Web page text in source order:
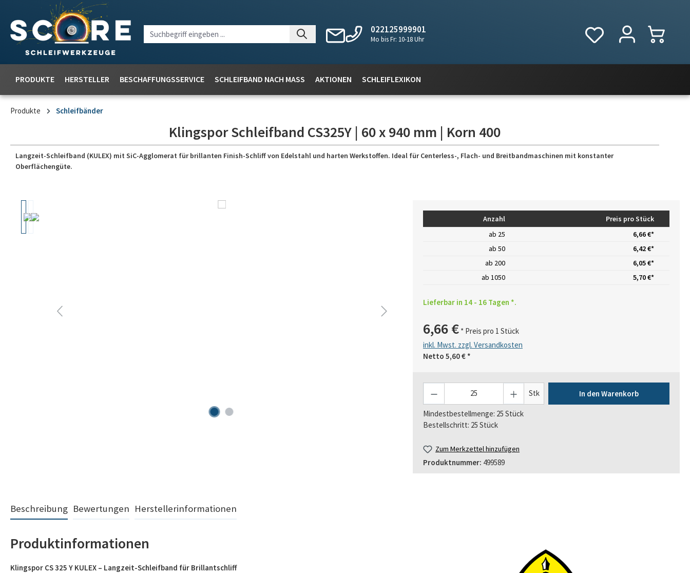
022125999901
Mo bis Fr: 10-18 Uhr
PRODUKTE HERSTELLER BESCHAFFUNGSSERVICE SCHLEIFBAND NACH MASS AKTIONEN SCHLEIFLEXIKON
Produkte Schleifbänder
Klingspor Schleifband CS325Y | 60 x 940 mm | Korn 400
Langzeit-Schleifband (KULEX) mit SiC-Agglomerat für brillanten Finish-Schliff von Edelstahl und harten Werkstoffen. Ideal für Centerless-, Flach- und Breitbandmaschinen mit konstanter
Oberflächengüte.
Anzahl
Preis pro Stück
ab 25
6,66 €*
ab 50
6,42 €*
ab 200
6,05 €*
ab 1050 5,70 €*
Lieferbar in 14 - 16 Tagen *.
6,66 € * Preis pro 1 Stück
inkl. Mwst. zzgl. Versandkosten
Netto 5,60 € *
Stk In den Warenkorb
Mindestbestellmenge: 25 Stück
Bestellschritt: 25 Stück
Zum Merkzettel hinzufügen
Produktnummer: 499589
Beschreibung Bewertungen Herstellerinformationen
Produktinformationen
Klingspor CS 325 Y KULEX – Langzeit-Schleifband für Brillantschliff